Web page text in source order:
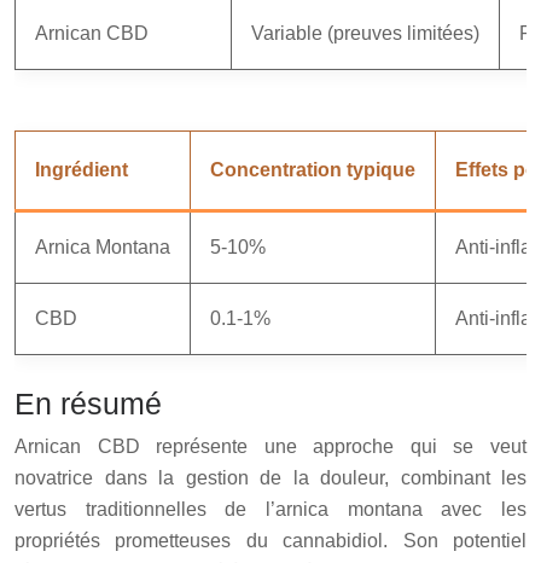
Arnican CBD Variable (preuves limitées)
Ingrédient Concentration typique Effets
Arnica Montana 5-10% Anti-
CBD 0.1-1% Anti-
En résumé
Arnican CBD représente une approche qui se veut
novatrice dans la gestion de la douleur, combinant les
vertus traditionnelles de l’arnica montana avec les
propriétés prometteuses du cannabidiol. Son potentiel